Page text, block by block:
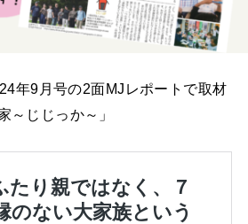
年9月号の2面MJレポートで取材
～じじっか～」